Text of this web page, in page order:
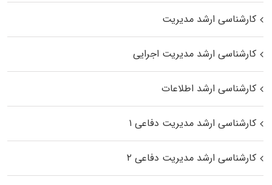
کارشناسی ارشد مدیریت
کارشناسی ارشد مدیریت اجرایی
کارشناسی ارشد اطلاعات
کارشناسی ارشد مدیریت دفاعی ۱
کارشناسی ارشد مدیریت دفاعی ۲